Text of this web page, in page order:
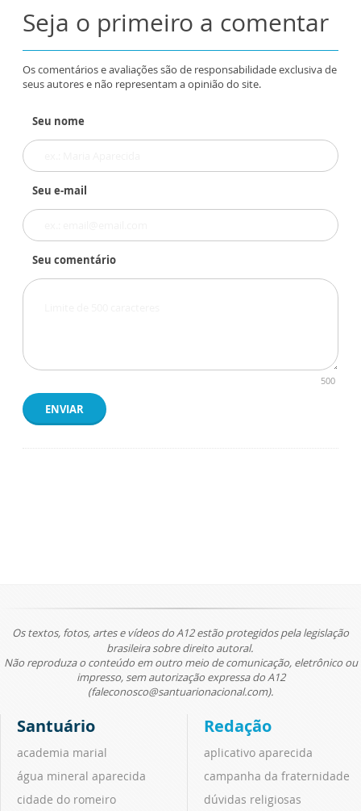
Seja o primeiro a comentar
Os comentários e avaliações são de responsabilidade exclusiva de
seus autores e não representam a opinião do site.
Seu nome
Seu e-mail
Seu comentário
500
ENVIAR
Os textos, fotos, artes e vídeos do A12 estão protegidos pela legislação
brasileira sobre direito autoral.
Não reproduza o conteúdo em outro meio de comunicação, eletrônico ou
impresso, sem autorização expressa do A12
(faleconosco@santuarionacional.com).
Santuário
academia marial
água mineral aparecida
cidade do romeiro
Redação
aplicativo aparecida
campanha da fraternidade
dúvidas religiosas